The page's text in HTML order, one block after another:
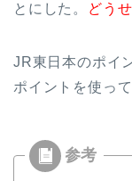
とにした。
どう
JR東日本のポイ
ポイントを使っ